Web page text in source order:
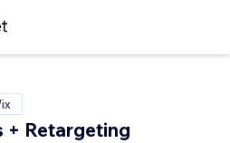
+ Retargeting